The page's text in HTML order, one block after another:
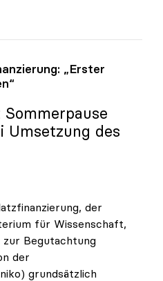
Gemäldegalerien
„Erster
Umsetzung des
der
für Wissenschaft,
Begutachtung
der
grundsätzlich